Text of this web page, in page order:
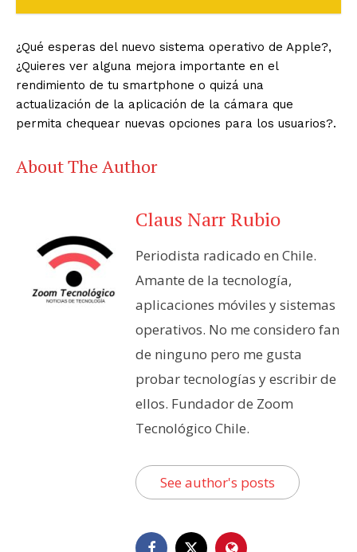
¿Qué esperas del nuevo sistema operativo de Apple?,
¿Quieres ver alguna mejora importante en el
rendimiento de tu smartphone o quizá una
actualización de la aplicación de la cámara que
permita chequear nuevas opciones para los usuarios?.
About The Author
Claus Narr Rubio
Periodista radicado en Chile.
Amante de la tecnología,
aplicaciones móviles y sistemas
operativos. No me considero fan
de ninguno pero me gusta
probar tecnologías y escribir de
ellos. Fundador de Zoom
Tecnológico Chile.
See author's posts